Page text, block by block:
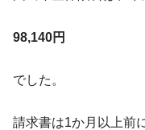
98,140円
でした。
請求書は1か月以上前